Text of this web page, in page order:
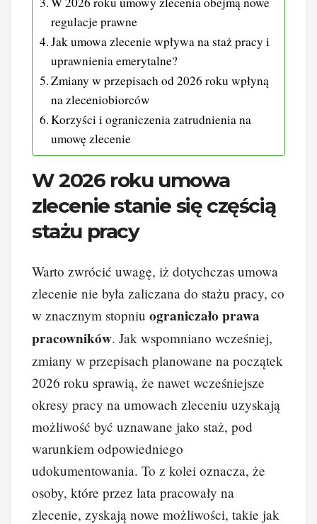
regulacje prawne
Jak umowa zlecenie wpływa na staż pracy i
uprawnienia emerytalne?
Zmiany w przepisach od 2026 roku wpłyną
na zleceniobiorców
Korzyści i ograniczenia zatrudnienia na
umowę zlecenie
W 2026 roku umowa
zlecenie stanie się częścią
stażu pracy
Warto zwrócić uwagę, iż dotychczas umowa
zlecenie nie była zaliczana do stażu pracy, co
w znacznym stopniu ograniczało prawa
pracowników. Jak wspomniano wcześniej,
zmiany w przepisach planowane na początek
2026 roku sprawią, że nawet wcześniejsze
okresy pracy na umowach zleceniu uzyskają
możliwość być uznawane jako staż, pod
warunkiem odpowiedniego
udokumentowania. To z kolei oznacza, że
osoby, które przez lata pracowały na
zlecenie, zyskają nowe możliwości, takie jak